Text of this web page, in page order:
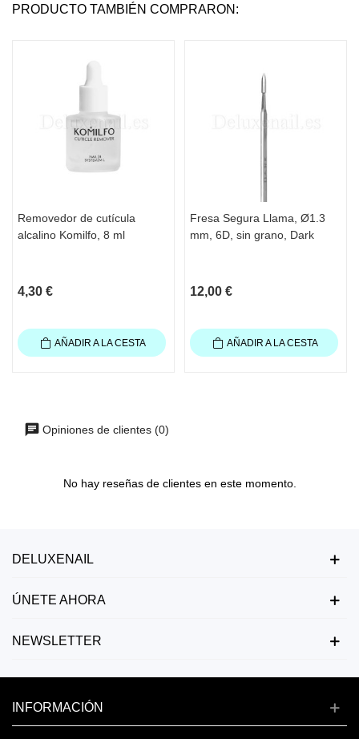
PRODUCTO TAMBIÉN COMPRARON:
Removedor de cutícula
alcalino Komilfo, 8 ml
4,30 €
AÑADIR A LA CESTA
Fresa Segura Llama, Ø1.3
mm, 6D, sin grano, Dark
12,00 €
AÑADIR A LA CESTA
Opiniones de clientes (0)
No hay reseñas de clientes en este momento.
DELUXENAIL
ÚNETE AHORA
NEWSLETTER
INFORMACIÓN